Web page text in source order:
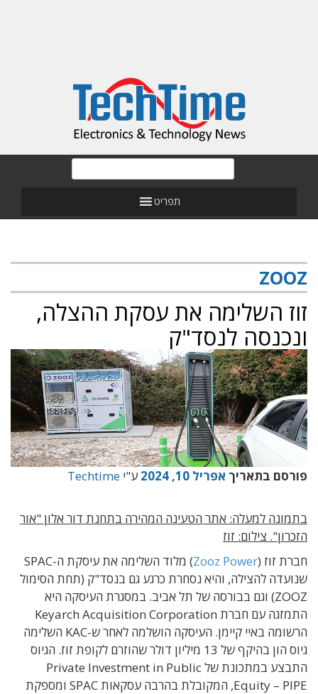
תפריט
ZOOZ
זוז השלימה את עסקת ההצלה,
ונכנסה לנסד"ק
פורסם בתאריך אפריל 10, 2024 ע"י Techtime
בתמונה למעלה: אתר הטעינה המהירה בתחנת דור אלון "אור
הזכרון". צילום: זוז
חברת זוז (Zooz Power
) מלוד השלימה את עיסקת ה-SPAC
שנועדה להצילה, והיא נסחרת כרגע גם בנסד"ק (תחת הסימול
ZOOZ) וגם בבורסה של תל אביב. במסגרת העיסקה היא
התמזגה עם חברת Keyarch Acquisition Corporation
הרשומה באיי קיימן. העיסקה הושלמה לאחר ש-KAC השלימה
גיוס הון בהיקף של 13 מיליון דולר שהוזרם לקופת זוז. הגיוס
התבצע במתכונת של Private Investment in Public
Equity – PIPE, המקובלת בהרבה עסקאות SPAC ומספקת